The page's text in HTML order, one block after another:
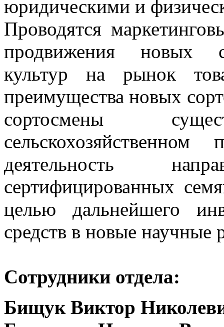
юридическими и
Проводятся
продвижения новых
культур на рынок
преимущества новых
сортосмены
сельскохозяйственном
деятельность
сертифицированных
целью дальнейшего
средств в новые научные
Сотрудники отдела:
Бищук Виктор